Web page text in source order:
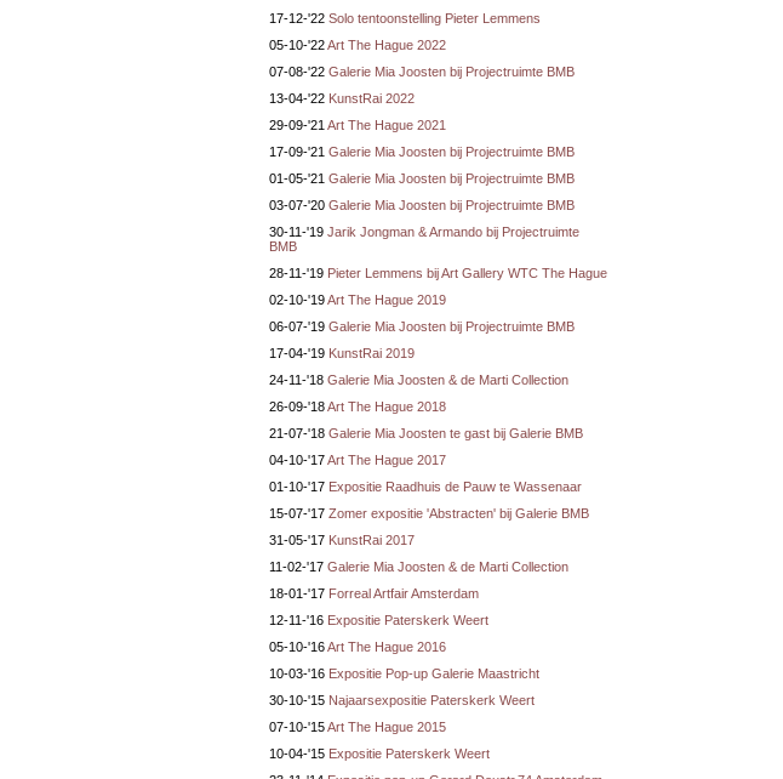
17-12-'22 Solo tentoonstelling Pieter Lemmens
05-10-'22Art The Hague 2022
07-08-'22 Galerie Mia Joosten bij Projectruimte BMB
13-04-'22 KunstRai 2022
29-09-'21 Art The Hague 2021
17-09-'21 Galerie Mia Joosten bij Projectruimte BMB
01-05-'21 Galerie Mia Joosten bij Projectruimte BMB
03-07-'20 Galerie Mia Joosten bij Projectruimte BMB
30-11-'19 Jarik Jongman & Armando bij Projectruimte
BMB
28-11-'19 Pieter Lemmens bij Art Gallery WTC The Hague
02-10-'19Art The Hague 2019
06-07-'19 Galerie Mia Joosten bij Projectruimte BMB
17-04-'19 KunstRai 2019
24-11-'18 Galerie Mia Joosten & de Marti Collection
26-09-'18Art The Hague 2018
21-07-'18 Galerie Mia Joosten te gast bij Galerie BMB
04-10-'17Art The Hague 2017
01-10-'17 Expositie Raadhuis de Pauw te Wassenaar
15-07-'17 Zomer expositie 'Abstracten' bij Galerie BMB
31-05-'17 KunstRai 2017
11-02-'17 Galerie Mia Joosten & de Marti Collection
18-01-'17 Forreal Artfair Amsterdam
12-11-'16 Expositie Paterskerk Weert
05-10-'16Art The Hague 2016
10-03-'16 Expositie Pop-up Galerie Maastricht
30-10-'15 Najaarsexpositie Paterskerk Weert
07-10-'15Art The Hague 2015
10-04-'15 Expositie Paterskerk Weert